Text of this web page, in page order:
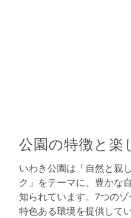
公園の特徴と楽
いわき公園は「自然と親
ク」をテーマに、豊かな
知られています。7つの
特色ある環境を提供してい